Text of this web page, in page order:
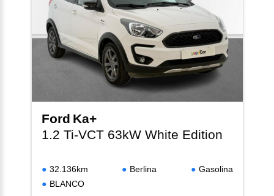
Ford Ka+
1.2 Ti-VCT 63kW White Edition
32.136km Berlina
Gasolina
BLANCO